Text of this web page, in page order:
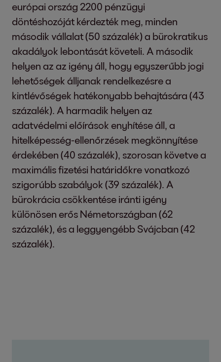
európai ország 2200 pénzügyi
döntéshozóját kérdezték meg, minden
második vállalat (50 százalék) a bürokratikus
akadályok lebontását követeli. A második
helyen az az igény áll, hogy egyszerűbb jogi
lehetőségek álljanak rendelkezésre a
kintlévőségek hatékonyabb behajtására (43
százalék). A harmadik helyen az
adatvédelmi előírások enyhítése áll, a
hitelképesség-ellenőrzések megkönnyítése
érdekében (40 százalék), szorosan követve a
maximális fizetési határidőkre vonatkozó
szigorúbb szabályok (39 százalék). A
bürokrácia csökkentése iránti igény
különösen erős Németországban (62
százalék), és a leggyengébb Svájcban (42
százalék).